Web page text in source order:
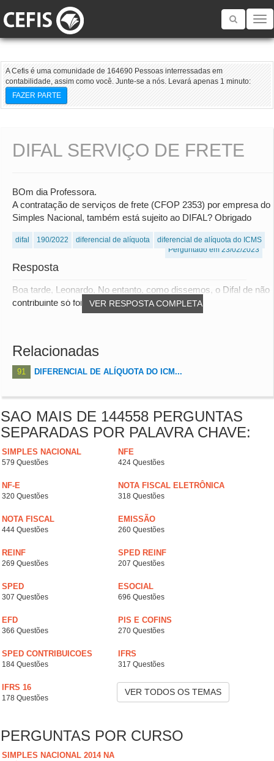
Toggle
A Cefis é uma comunidade de 164690 Pessoas interressadas em
contabilidade, assim como você. Junte-se a nós. Levará apenas 1 minuto:
FAZER PARTE
DIFAL SERVIÇO DE FRETE
BOm dia Professora.
A contratação de serviços de frete (CFOP 2353) por empresa do
Simples Nacional, também está sujeito ao DIFAL? Obrigado
difal 190/2022 diferencial de alíquota
diferencial de alíquota do ICMS
Perguntado em 23/02/2023
Resposta
VER RESPOSTA COMPLETA
Boa tarde, Leonardo, No entanto, como dissemos, o Difal de não
contribuinte só foi regulamentado e...
Relacionadas
91 DIFERENCIAL DE ALÍQUOTA DO ICM...
SAO MAIS DE 144558 PERGUNTAS
SEPARADAS POR PALAVRA CHAVE:
SIMPLES NACIONAL
579 Questões
NFE
424 Questões
NF-E
320 Questões
NOTA FISCAL ELETRÔNICA
318 Questões
NOTA FISCAL
444 Questões
EMISSÃO
260 Questões
REINF
269 Questões
SPED REINF
207 Questões
SPED
307 Questões
ESOCIAL
696 Questões
EFD
366 Questões
PIS E COFINS
270 Questões
SPED CONTRIBUICOES
184 Questões
IFRS
317 Questões
IFRS 16
178 Questões
VER TODOS OS TEMAS
PERGUNTAS POR CURSO
SIMPLES NACIONAL 2014 NA